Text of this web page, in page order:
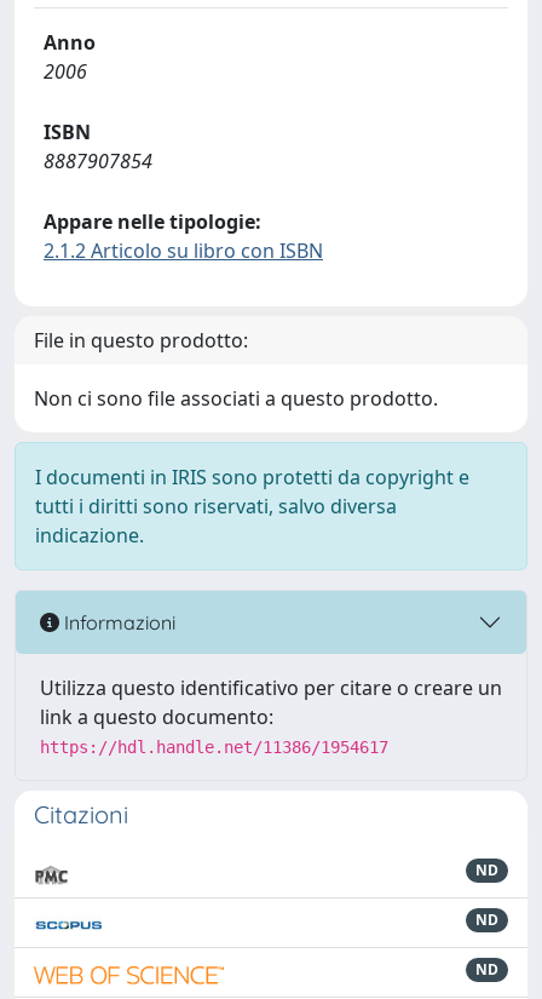
Anno
2006
ISBN
8887907854
Appare nelle tipologie:
2.1.2 Articolo su libro con ISBN
File in questo prodotto:
Non ci sono file associati a questo prodotto.
I documenti in IRIS sono protetti da copyright e
tutti i diritti sono riservati, salvo diversa
indicazione.
Informazioni
Utilizza questo identificativo per citare o creare un
link a questo documento:
https://hdl.handle.net/11386/1954617
Citazioni
ND
ND
ND